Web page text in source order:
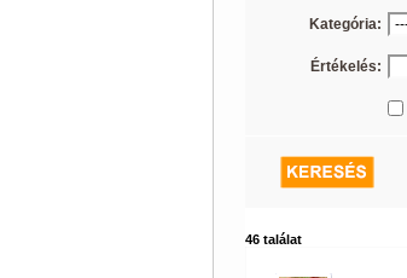
Kategória:
Értékelés:
46 találat